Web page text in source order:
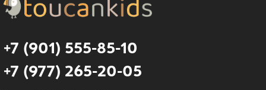
+7 (901) 555-85-10
+7 (977) 265-20-05